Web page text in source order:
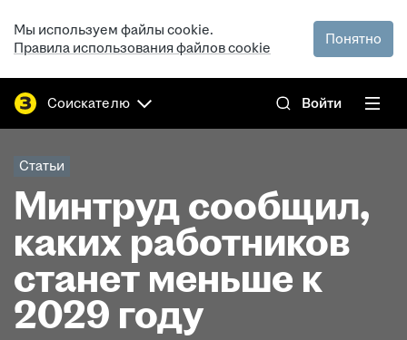
Мы используем файлы cookie.
Правила использования файлов cookie
Понятно
Соискателю Войти
Статьи
Минтруд сообщил,
каких работников
станет меньше к
2029 году